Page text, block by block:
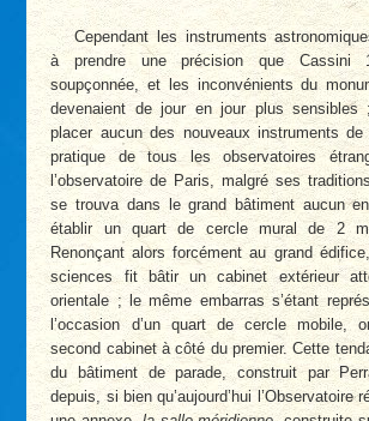
Cependant les instruments
à prendre une précision que Cassini
soupçonnée, et les inconvénients du
devenaient de jour en jour plus sensibles
placer aucun des nouveaux instruments
pratique de tous les observatoires
l’observatoire de Paris, malgré ses
se trouva dans le grand bâtiment aucun
établir un quart de cercle mural de 2
Renonçant alors forcément au grand
sciences fit bâtir un cabinet extérieur
orientale ; le même embarras s’étant
l’occasion d’un quart de cercle mobile,
second cabinet à côté du premier. Cette
du bâtiment de parade, construit par
depuis, si bien qu’aujourd’hui l’Observatoire